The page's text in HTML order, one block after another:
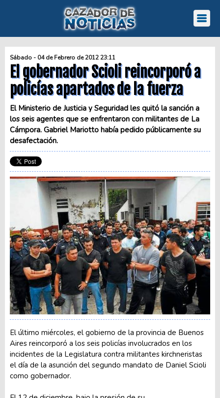
Sábado - 04 de Febrero de 2012 23:11
El gobernador Scioli reincorporó a
policías apartados de la fuerza
El Ministerio de Justicia y Seguridad les quitó la sanción a
los seis agentes que se enfrentaron con militantes de La
Cámpora. Gabriel Mariotto había pedido públicamente su
desafectación.
El último miércoles, el gobierno de la provincia de Buenos
Aires reincorporó a los seis policías involucrados en los
incidentes de la Legislatura contra militantes kirchneristas
el día de la asunción del segundo mandato de Daniel Scioli
como gobernador.